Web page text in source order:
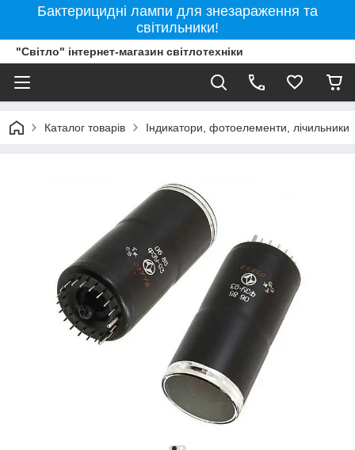
Бактерицидні лампи для знезараження та
світильники!
"Світло" інтернет-магазин світлотехніки
Каталог товарів Індикатори, фотоелементи, лічильники